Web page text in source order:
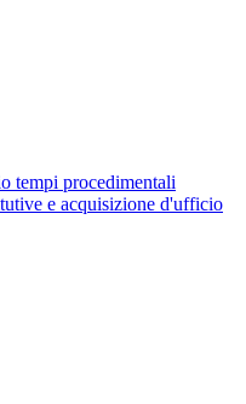
tempi procedimentali
e acquisizione d'ufficio